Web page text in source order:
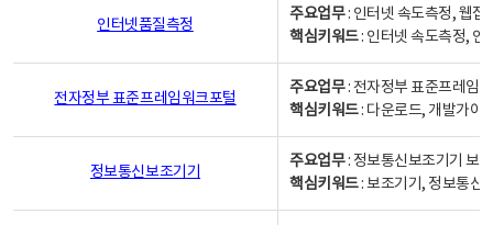
인터넷품질측정
주요업무: 인터넷 속도측정, 웹접
핵심키워드: 인터넷 속도측정, 인
전자정부 표준프레임워크포털
주요업무: 전자정부 표준프레임
핵심키워드: 다운로드, 개발가이
정보통신보조기기
주요업무: 정보통신보조기기 보
핵심키워드: 보조기기, 정보통신